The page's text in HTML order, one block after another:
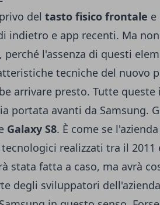
del tasto fisico frontale e
indietro e app recenti. Ma
l'assenza di questi
tecniche del nuovo
arrivare presto. Tutte queste
portata avanti da Samsung.
Galaxy S8. È come se
realizzati tra il 2011
stata fatta a caso, ma avrà
degli sviluppatori